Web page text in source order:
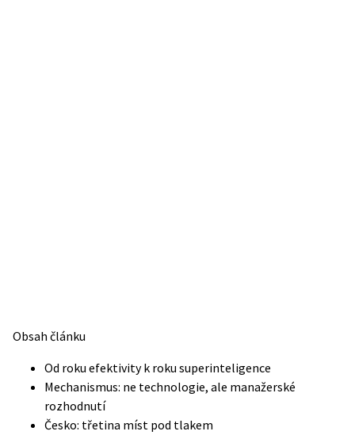
Obsah článku
Od roku efektivity k roku superinteligence
Mechanismus: ne technologie, ale manažerské
rozhodnutí
Česko: třetina míst pod tlakem